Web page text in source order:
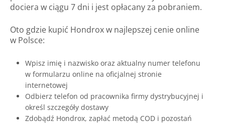
dociera w ciągu 7 dni i jest opłacany za pobraniem.
Oto gdzie kupić Hondrox w najlepszej cenie online
w Polsce:
Wpisz imię i nazwisko oraz aktualny numer telefonu
w formularzu online na oficjalnej stronie
internetowej
Odbierz telefon od pracownika firmy dystrybucyjnej i
określ szczegóły dostawy
Zdobądź Hondrox, zapłać metodą COD i pozostań